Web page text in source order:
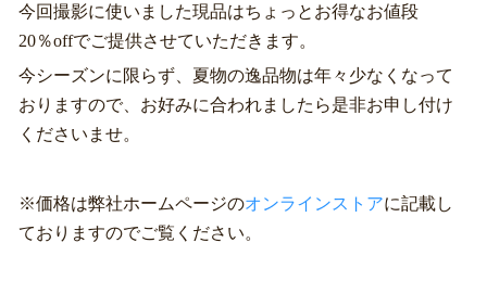
今回撮影に使いました現品はちょっとお得なお値段
20％offでご提供させていただきます。
今シーズンに限らず、夏物の逸品物は年々少なくなって
おりますので、お好みに合われましたら是非お申し付け
くださいませ。
※価格は弊社ホームページのオンラインストアに記載し
ておりますのでご覧ください。